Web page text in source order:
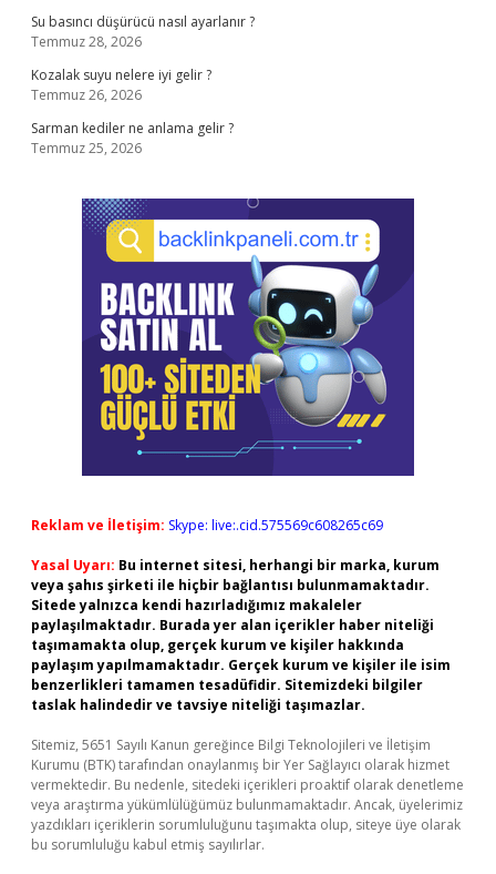
Su basıncı düşürücü nasıl ayarlanır ?
Temmuz 28, 2026
Kozalak suyu nelere iyi gelir ?
Temmuz 26, 2026
Sarman kediler ne anlama gelir ?
Temmuz 25, 2026
Reklam ve İletişim: Skype: live:.cid.575569c608265c69
Yasal Uyarı: Bu internet sitesi, herhangi bir marka, kurum
veya şahıs şirketi ile hiçbir bağlantısı bulunmamaktadır.
Sitede yalnızca kendi hazırladığımız makaleler
paylaşılmaktadır. Burada yer alan içerikler haber niteliği
taşımamakta olup, gerçek kurum ve kişiler hakkında
paylaşım yapılmamaktadır. Gerçek kurum ve kişiler ile isim
benzerlikleri tamamen tesadüfidir. Sitemizdeki bilgiler
taslak halindedir ve tavsiye niteliği taşımazlar.
Sitemiz, 5651 Sayılı Kanun gereğince Bilgi Teknolojileri ve İletişim
Kurumu (BTK) tarafından onaylanmış bir Yer Sağlayıcı olarak hizmet
vermektedir. Bu nedenle, sitedeki içerikleri proaktif olarak denetleme
veya araştırma yükümlülüğümüz bulunmamaktadır. Ancak, üyelerimiz
yazdıkları içeriklerin sorumluluğunu taşımakta olup, siteye üye olarak
bu sorumluluğu kabul etmiş sayılırlar.